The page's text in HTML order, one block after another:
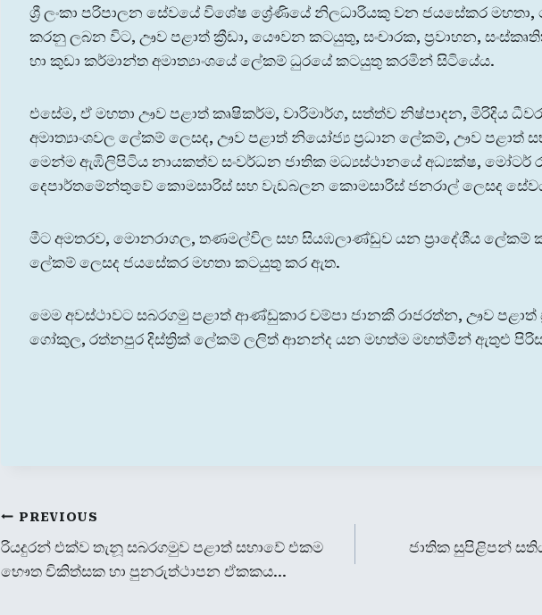
ශ්‍රී ලංකා පරිපාලන සේවයේ විශේෂ ශ්‍රේණියේ නිලධාරියකු වන ජයසේකර
කරනු ලබන විට, ඌව පළාත් ක්‍රීඩා, යෞවන කටයුතු, සංචාරක, ප්‍රවාහන,
හා කුඩා කර්මාන්ත අමාත්‍යාංශයේ ලේකම් ධුරයේ කටයුතු කරමින් සිටියේය.
එසේම, ඒ මහතා ඌව පළාත් කෘෂිකර්ම, වාරිමාර්ග, සත්ත්ව නිෂ්පාදන, මිරිදිය
අමාත්‍යාංශවල ලේකම් ලෙසද, ඌව පළාත් නියෝජ්‍ය ප්‍රධාන ලේකම්, ඌව පළාත්
මෙන්ම ඇඹිලිපිටිය නායකත්ව සංවර්ධන ජාතික මධ්‍යස්ථානයේ අධ්‍යක්ෂ, මෝටර්
දෙපාර්තමේන්තුවේ කොමසාරිස් සහ වැඩබලන කොමසාරිස් ජනරාල් ලෙසද
මීට අමතරව, මොනරාගල, තණමල්විල සහ සියඹලාණ්ඩුව යන ප්‍රාදේශීය ලේකම්
ලේකම් ලෙසද ජයසේකර මහතා කටයුතු කර ඇත.
මෙම අවස්ථාවට සබරගමු පළාත් ආණ්ඩුකාර චම්පා ජානකී රාජරත්න, ඌව පළාත්
ගෝකුල, රත්නපුර දිස්ත්‍රික් ලේකම් ලලිත් ආනන්ද යන මහත්ම මහත්මීන් ඇතුළු
Post
navigation
PREVIOUS
රියදුරන් එක්ව තැනූ සබරගමුව පළාත් සභාවේ එකම
භෞත චිකිත්සක හා පුනරුත්ථාපන ඒකකය…
ජාතික සුපිළිපන්